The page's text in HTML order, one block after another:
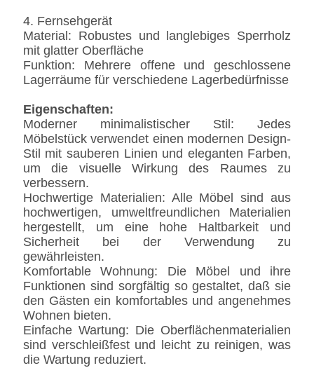
4. Fernsehgerät
Material: Robustes und langlebiges Sperrholz
mit glatter Oberfläche
Funktion: Mehrere offene und geschlossene
Lagerräume für verschiedene Lagerbedürfnisse
Eigenschaften:
Moderner minimalistischer Stil: Jedes
Möbelstück verwendet einen modernen Design-
Stil mit sauberen Linien und eleganten Farben,
um die visuelle Wirkung des Raumes zu
verbessern.
Hochwertige Materialien: Alle Möbel sind aus
hochwertigen, umweltfreundlichen Materialien
hergestellt, um eine hohe Haltbarkeit und
Sicherheit bei der Verwendung zu
gewährleisten.
Komfortable Wohnung: Die Möbel und ihre
Funktionen sind sorgfältig so gestaltet, daß sie
den Gästen ein komfortables und angenehmes
Wohnen bieten.
Einfache Wartung: Die Oberflächenmaterialien
sind verschleißfest und leicht zu reinigen, was
die Wartung reduziert.